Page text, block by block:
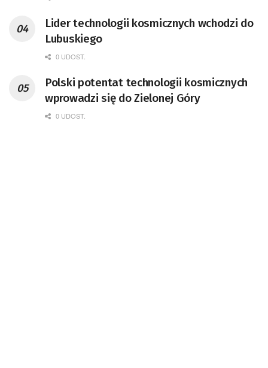
Badań Kosmicznych i Satelitarnych PAN.
Lider technologii kosmicznych wchodzi do
Lubuskiego
0 UDOST.
Polski potentat technologii kosmicznych
wprowadzi się do Zielonej Góry
0 UDOST.